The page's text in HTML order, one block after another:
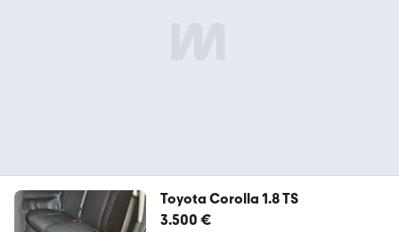
Toyota Corolla 1.8 TS
3.500 €